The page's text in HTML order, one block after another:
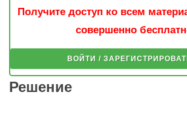
Получите доступ ко всем
совершенно
ВОЙТИ /
Решение